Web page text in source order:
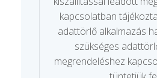
kapcsolatban
adattörlő alkalmazás
szükséges
megrendeléshez